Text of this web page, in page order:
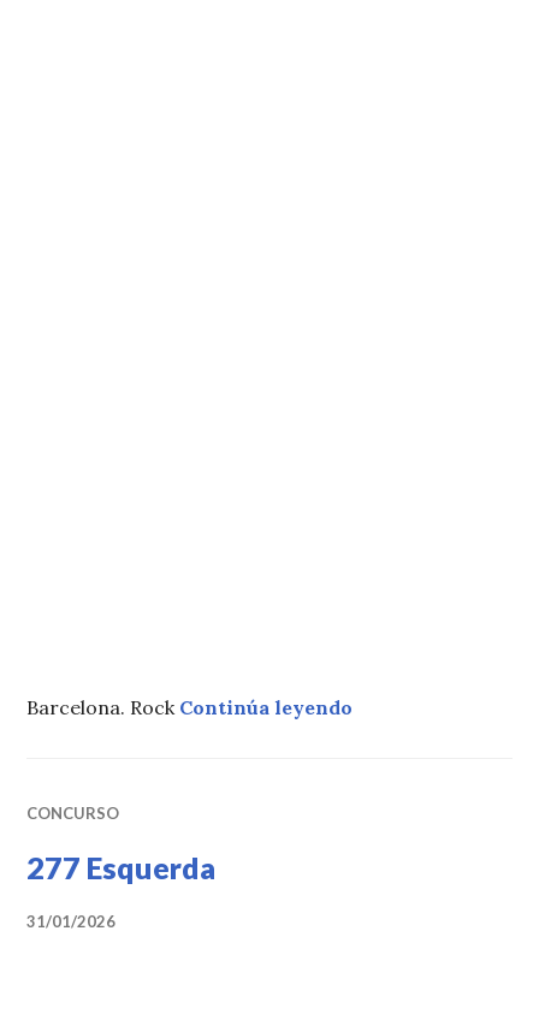
Barcelona. Rock Continúa leyendo
CONCURSO
277 Esquerda
31/01/2026